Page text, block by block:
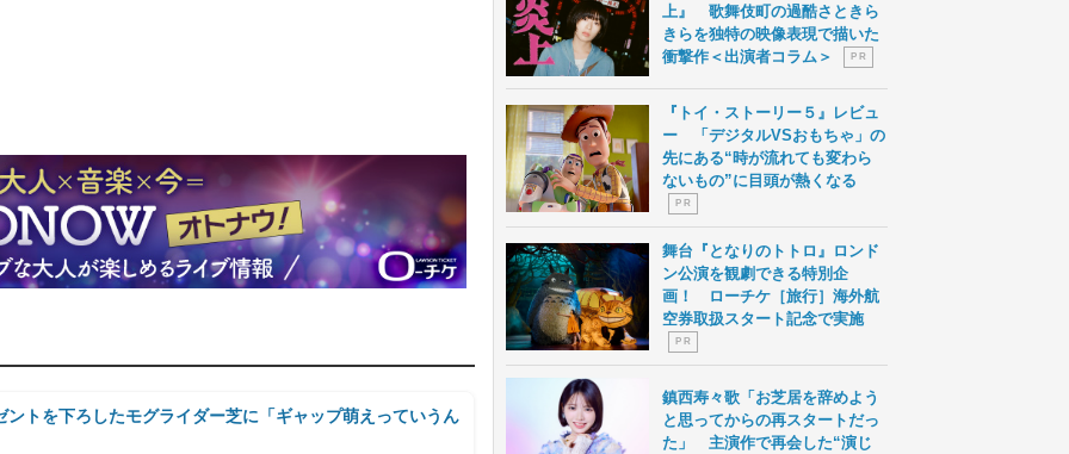
ントを下ろしたモグライダー芝に「ギャップ萌えっていうん
上』 歌舞伎町の過酷さときら
きらを独特の映像表現で描いた
衝撃作＜出演者コラム＞
P R
『トイ・ストーリー５』レビュ
ー 「デジタルVSおもちゃ」の
先にある“時が流れても変わら
ないもの”に目頭が熱くなる
P R
舞台『となりのトトロ』ロンド
ン公演を観劇できる特別企
画！ ローチケ［旅行］海外航
空券取扱スタート記念で実施
P R
鎮西寿々歌「お芝居を辞めよう
と思ってからの再スタートだっ
た」 主演作で再会した“演じ